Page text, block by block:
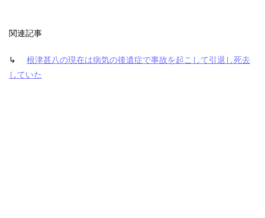
関連記事
↳
根津甚八の現在は病気の後遺症で事故を起こして引退し死去
していた